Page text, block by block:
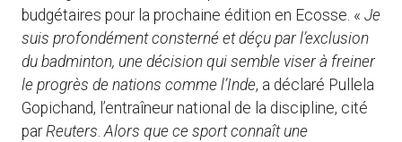
budgétaires pour la prochaine édition en Ecosse. « Je
suis profondément consterné et déçu par l’exclusion
du badminton, une décision qui semble viser à freiner
le progrès de nations comme l’Inde, a déclaré Pullela
Gopichand, l’entraîneur national de la discipline, cité
parReuters.Alors que ce sport connaît une